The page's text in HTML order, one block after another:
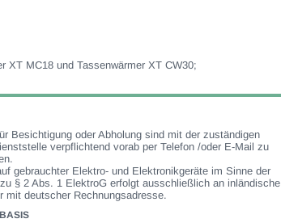
XT MC18 und Tassenwärmer XT CW30;
Besichtigung oder Abholung sind mit der zuständigen
verpflichtend vorab per Telefon /oder E-Mail zu
gebrauchter Elektro- und Elektronikgeräte im Sinne der
§ 2 Abs. 1 ElektroG erfolgt ausschließlich an inländische
mit deutscher Rechnungsadresse.